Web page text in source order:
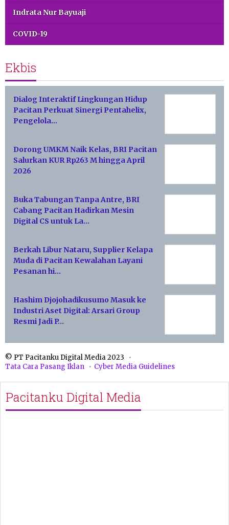
Indrata Nur Bayuaji
COVID-19
Ekbis
Dialog Interaktif Lingkungan Hidup
Pacitan Perkuat Sinergi Pentahelix,
Pengelola…
Dorong UMKM Naik Kelas, BRI Pacitan
Salurkan KUR Rp263 M hingga April
2026
Buka Tabungan Tanpa Antre, BRI
Cabang Pacitan Hadirkan Mesin
Digital CS untuk La…
Berkah Libur Nataru, Supplier Kelapa
Muda di Pacitan Kewalahan Layani
Pesanan hi…
Hashim Djojohadikusumo Masuk ke
Industri Aset Digital: Arsari Group
Resmi Jadi P…
© PT Pacitanku Digital Media 2023
Tata Cara Pasang Iklan
Cyber Media Guidelines
Pacitanku Digital Media